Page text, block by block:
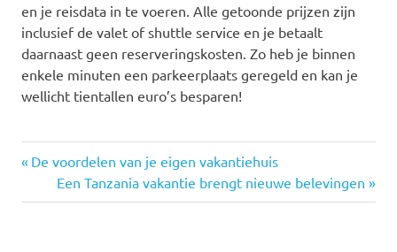
en je reisdata in te voeren. Alle getoonde prijzen zijn
inclusief de valet of shuttle service en je betaalt
daarnaast geen reserveringskosten. Zo heb je binnen
enkele minuten een parkeerplaats geregeld en kan je
wellicht tientallen euro’s besparen!
Bericht
navigatie
Vorige
bericht:
De voordelen van je eigen vakantiehuis
Volgende
bericht:
Een Tanzania vakantie brengt nieuwe belevingen